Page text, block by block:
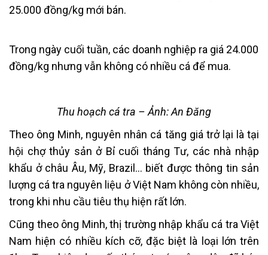
25.000 đồng/kg mới bán.
Trong ngày cuối tuần, các doanh nghiệp ra giá 24.000
đồng/kg nhưng vẫn không có nhiều cá để mua.
Thu hoạch cá tra – Ảnh: An Đăng
Theo ông Minh, nguyên nhân cá tăng giá trở lại là tại
hội chợ thủy sản ở Bỉ cuối tháng Tư, các nhà nhập
khẩu ở châu Âu, Mỹ, Brazil… biết được thông tin sản
lượng cá tra nguyên liệu ở Việt Nam không còn nhiều,
trong khi nhu cầu tiêu thụ hiện rất lớn.
Cũng theo ông Minh, thị trường nhập khẩu cá tra Việt
Nam hiện có nhiều kích cỡ, đặc biệt là loại lớn trên